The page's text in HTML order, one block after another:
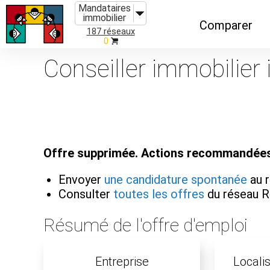
Mandataires
immobilier
187 réseaux
0
Comparer
Caractéristiques
Organismes de
Conseiller immobilier
Offre supprimée. Actions
Envoyer une candidature spontanée au
Consulter toutes les offres du réseau
Résumé de l'offre d'emploi
Entreprise